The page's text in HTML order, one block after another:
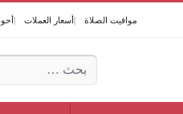
مواقيت الصلاة أسعار العملات
البحث عن: